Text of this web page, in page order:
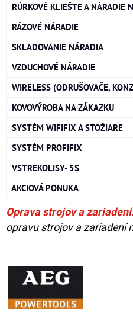
RÚRKOVÉ KLIEŠTE A NÁRADIE
RÁZOVÉ NÁRADIE
SKLADOVANIE NÁRADIA
VZDUCHOVÉ NÁRADIE
WIRELESS (ODRUŠOVAČE,
KOVOVÝROBA NA ZÁKAZKU
SYSTÉM WIFIFIX A STOŽIARE
SYSTÉM PROFIFIX
VSTREKOLISY- 5S
AKCIOVÁ PONUKA
Oprava strojov a
opravu strojov a zariadení